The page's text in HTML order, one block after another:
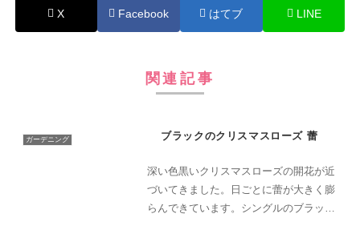
X Facebook はてブ LINE
関連記事
ガーデニング ブラックのクリスマスローズ 蕾
深い色黒いクリスマスローズの開花が近
づいてきました。日ごとに蕾が大きく膨
らんできています。シングルのブラック